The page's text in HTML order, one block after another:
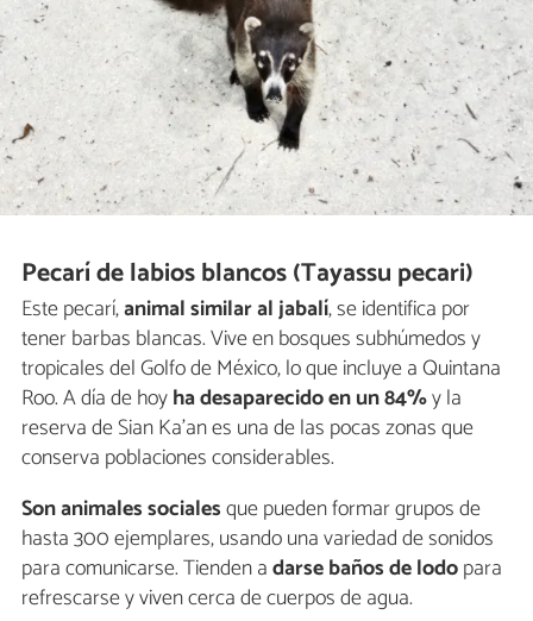
Pecarí de labios blancos (Tayassu pecari)
Este pecarí,animal similar al jabalí, se identifica por
tener barbas blancas. Vive en bosques subhúmedos y
tropicales del Golfo de México, lo que incluye a Quintana
Roo. A día de hoyha desaparecido en un 84%y la
reserva de Sian Ka’an es una de las pocas zonas que
conserva poblaciones considerables.
Son animales socialesque pueden formar grupos de
hasta 300 ejemplares, usando una variedad de sonidos
para comunicarse. Tienden adarse baños de lodopara
refrescarse y viven cerca de cuerpos de agua.